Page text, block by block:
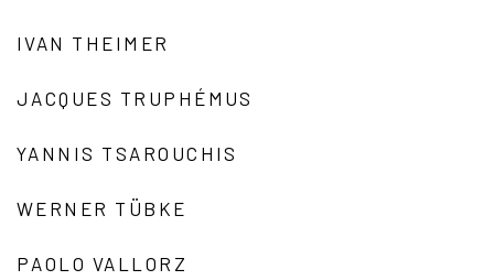
IVAN THEIMER
JACQUES TRUPHÉMUS
YANNIS TSAROUCHIS
WERNER TÜBKE
PAOLO VALLORZ